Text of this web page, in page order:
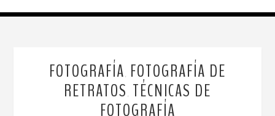
FOTOGRAFÍA FOTOGRAFÍA DE
RETRATOS TÉCNICAS DE
FOTOGRAFÍA